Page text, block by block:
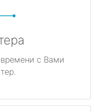
времени с Вами